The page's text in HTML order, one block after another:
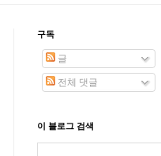
구독
글
전체 댓글
이 블로그 검색